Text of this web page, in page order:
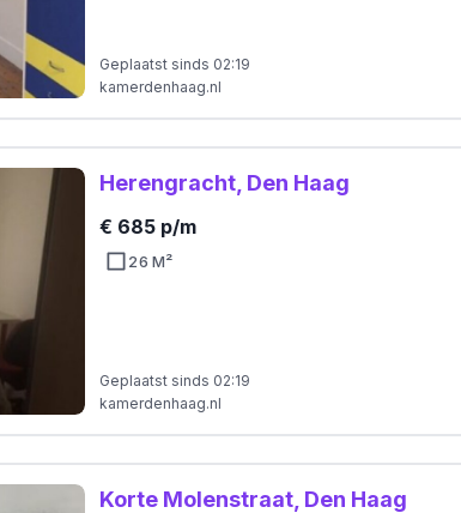
Geplaatst sinds 02:19
kamerdenhaag.nl
Herengracht, Den Haag
€ 685 p/m
26 M²
Geplaatst sinds 02:19
kamerdenhaag.nl
Korte Molenstraat, Den Haag